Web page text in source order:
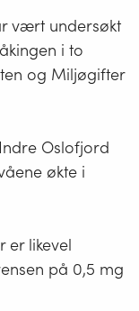
vært undersøkt
i to
og Miljøgifter
Oslofjord
økte i
er likevel
på 0,5 mg